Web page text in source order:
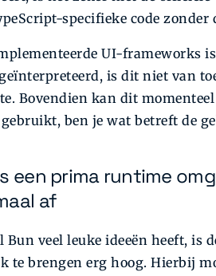
specifieke code zonder
UI-frameworks
is dit niet van
Bovendien kan dit
ben je wat betreft de
een prima runtime
af
Bun veel leuke ideeën heeft,
te brengen erg hoog. Hierbij